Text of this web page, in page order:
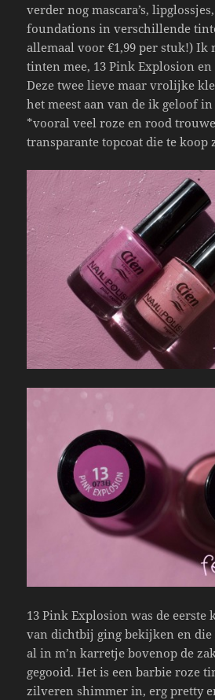
verder nog mascara’s,
foundations in verschillende
allemaal voor €1,99 per stuk!) Ik
tinten mee, 13 Pink Explosion en
Deze twee lieve maar vrolijke
het meest aan van de ik geloof
*vooral veel roze en rood
transparante topcoat die te koop
13 Pink Explosion was de eerste
van dichtbij ging bekijken en
al in m’n karretje bovenop de
gegooid. Het is een barbie roze
zilveren shimmer in, erg pretty